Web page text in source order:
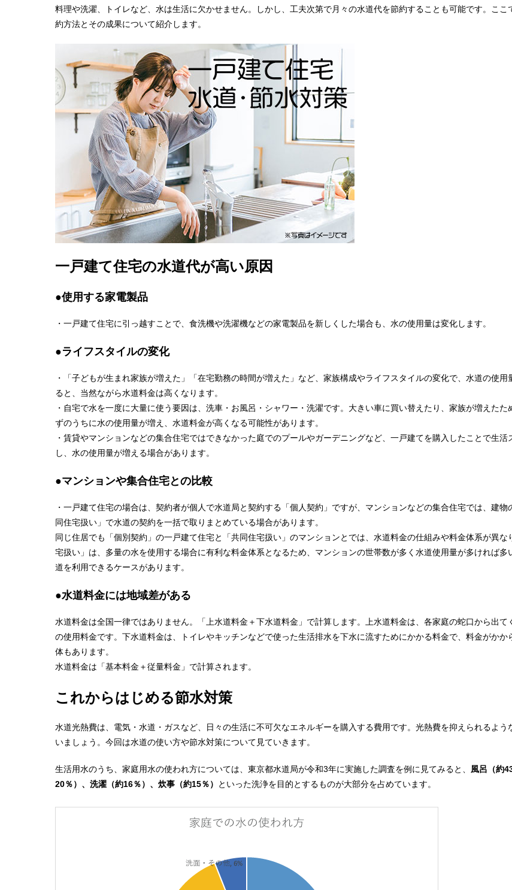
料理や洗濯、トイレなど、水は生活に欠かせません。しかし、工夫次第で月々の水道代を節約することも可能です。ここ
約方法とその成果について紹介します。
一戸建て住宅の水道代が高い原因
●使用する家電製品
・一戸建て住宅に引っ越すことで、食洗機や洗濯機などの家電製品を新しくした場合も、水の使用量は変化します。
●ライフスタイルの変化
・「子どもが生まれ家族が増えた」「在宅勤務の時間が増えた」など、家族構成やライフスタイルの変化で、水道の使用
ると、当然ながら水道料金は高くなります。
・自宅で水を一度に大量に使う要因は、洗車・お風呂・シャワー・洗濯です。大きい車に買い替えたり、家族が増えたた
ずのうちに水の使用量が増え、水道料金が高くなる可能性があります。
・賃貸やマンションなどの集合住宅ではできなかった庭でのプールやガーデニングなど、一戸建てを購入したことで生活
し、水の使用量が増える場合があります。
●マンションや集合住宅との比較
・一戸建て住宅の場合は、契約者が個人で水道局と契約する「個人契約」ですが、マンションなどの集合住宅では、建物
同住宅扱い」で水道の契約を一括で取りまとめている場合があります。
同じ住居でも「個別契約」の一戸建て住宅と「共同住宅扱い」のマンションとでは、水道料金の仕組みや料金体系が異な
宅扱い」は、多量の水を使用する場合に有利な料金体系となるため、マンションの世帯数が多く水道使用量が多ければ多
道を利用できるケースがあります。
●水道料金には地域差がある
水道料金は全国一律ではありません。「上水道料金＋下水道料金」で計算します。上水道料金は、各家庭の蛇口から出て
の使用料金です。下水道料金は、トイレやキッチンなどで使った生活排水を下水に流すためにかかる料金で、料金がかか
体もあります。
水道料金は「基本料金＋従量料金」で計算されます。
これからはじめる節水対策
水道光熱費は、電気・水道・ガスなど、日々の生活に不可欠なエネルギーを購入する費用です。光熱費を抑えられるよう
いましょう。今回は水道の使い方や節水対策について見ていきます。
生活用水のうち、家庭用水の使われ方については、東京都水道局が令和3年に実施した調査を例に見てみると、 風呂（約
20％）、洗濯（約16％）、炊事（約15％）
といった洗浄を目的とするものが大部分を占めています。